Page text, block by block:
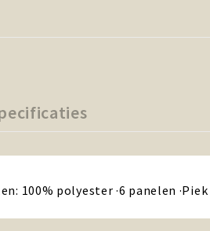
100% polyester ·6 panelen